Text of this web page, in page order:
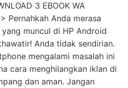
3 EBOOK WA
Pernahkah Anda merasa
muncul di HP Android
Anda tidak sendirian.
mengalami masalah ini
cara menghilangkan iklan di
dan aman. Jangan